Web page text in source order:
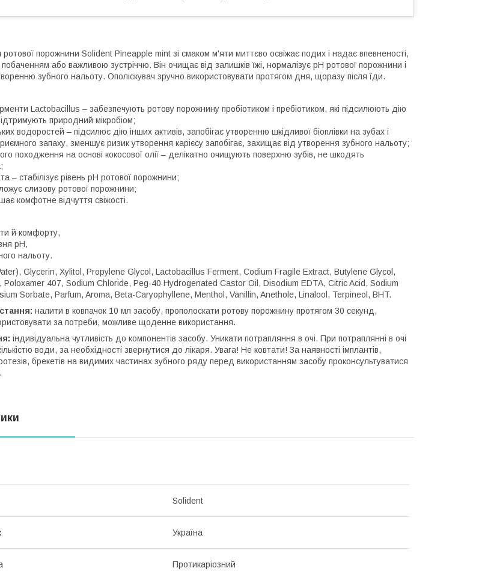
ротової порожнини Solident Pineapple mint зі смаком м'яти миттєво освіжає подих і надає впевненості,
або важливою зустріччю. Він очищає від залишків їжі, нормалізує pH ротової порожнини і
зубного нальоту. Ополіскувач зручно використовувати протягом дня, щоразу після їди.
Lactobacillus – забезпечують ротову порожнину пробіотиком і пребіотиком, які підсилюють дію
природний мікробіом;
водоростей – підсилює дію інших активів, запобігає утворенню шкідливої біоплівки на зубах і
запаху, зменшує ризик утворення карієсу запобігає, захищає від утворення зубного нальоту;
походження на основі кокосової олії – делікатно очищують поверхню зубів, не шкодять
– стабілізує рівень рН ротової порожнини;
слизову ротової порожнини;
комфотне відчуття свіжості.
й комфорту,
рН,
нальоту.
Glycerin, Xylitol, Propylene Glycol, Lactobacillus Ferment, Codium Fragile Extract, Butylene Glycol,
Poloxamer 407, Sodium Chloride, Peg-40 Hydrogenated Castor Oil, Disodium EDTA, Citric Acid, Sodium
Sorbate, Parfum, Aroma, Beta-Caryophyllene, Menthol, Vanillin, Anethole, Linalool, Terpineol, BHT.
налити в ковпачок 10 мл засобу, прополоскати ротову порожнину протягом 30 секунд,
за потреби, можливе щоденне використання.
індивідуальна чутливість до компонентів засобу. Уникати потрапляння в очі. При потраплянні в очі
води, за необхідності звернутися до лікаря. Увага! Не ковтати! За наявності імплантів,
брекетів на видимих частинах зубного ряду перед використанням засобу проконсультуватися
Solident
Україна
Протикаріозний